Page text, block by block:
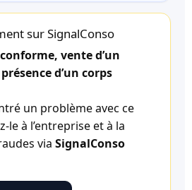
sur SignalConso
vente d’un
d’un corps
un problème avec ce
le à l’entreprise et à la
via SignalConso